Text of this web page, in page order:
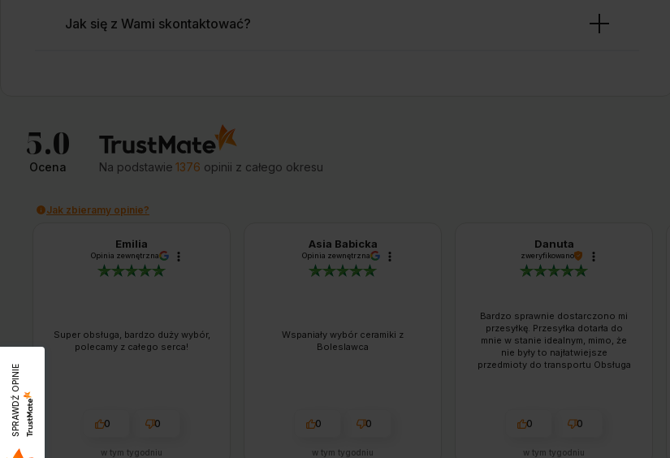
Jak się z Wami skontaktować?
5.0
Ocena Na podstawie 1376 opinii z całego okresu
Jak zbieramy opinie?
Emilia
Opinia zewnętrzna
Super obsługa, bardzo duży wybór,
polecamy z całego serca!
0 0
w tym tygodniu
Asia Babicka
Opinia zewnętrzna
Wspaniały wybór ceramiki z
Boleslawca
0 0
w tym tygodniu
Danuta
zweryfikowano
Bardzo sprawnie dostarczono mi
przesyłkę. Przesyłka dotarła do
mnie w stanie idealnym, mimo, że
nie były to najłatwiejsze
przedmioty do transportu Obsługa
wysyłka wręcz ekspresowa.
0 0
w tym tygodniu
SPRAWDŹ OPINIE